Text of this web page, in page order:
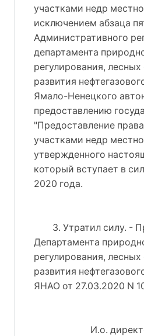
участками недр
исключением абзаца
Административного
департамента
регулирования,
развития
Ямало-Ненецкого
предоставлению
"Предоставление
участками недр
утвержденного
который вступает в
2020 года.
3. Утратил силу. -
Департамента
регулирования,
развития
ЯНАО от 27.03.2020 N
И.о.